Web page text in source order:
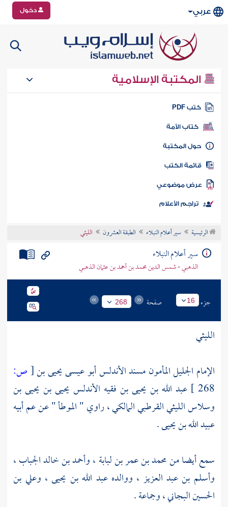
عربي دخول
المكتبة الإسلامية
كتب PDF
كتاب الأمة
المكتبة
الكتب
موضوعي
تراجم الأعلام
الرئيسية سير أعلام النبلاء الطبقة العشرون الليثي
سير أعلام النبلاء
الذهبي - شمس الدين محمد بن أحمد بن عثمان الذهبي
جزء 16 صفحة 268
الليثي
الإمام الجليل المأمون مسندالأندلسأبو عيسى يحيى بن[ص:
268 ] عبد الله بن يحيى بن فقيه الأندلس يحيى بن يحيى بن
وسلاس الليثي القرطبي المالكي ، راوي " الموطأ " عن عم أبيه
عبيد الله بن يحيى.
سمع أيضا منمحمد بن عمر بن لبابة ،وأحمد بن خالد الجباب،
وأسلم بن عبد العزيز ، ووالدهعبد الله بن يحيى ، وعلي بن
الحسين البجاني، وجماعة .